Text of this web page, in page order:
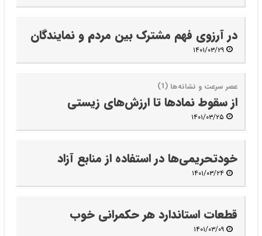
در آرزوی فهم مشترک بین مردم و نمایندگان
۱۴۰۱/۰۳/۲۹
عصر سرعت و نشانه‌ها (1)
از سقوط نمادها تا ارزش‌های زیستی
۱۴۰۱/۰۳/۲۵
خودتحریمی‌ها در استفاده از منابع آزاد
۱۴۰۱/۰۳/۲۴
قطعات استاندارد هر حکمرانی خوب
۱۴۰۱/۰۳/۰۹